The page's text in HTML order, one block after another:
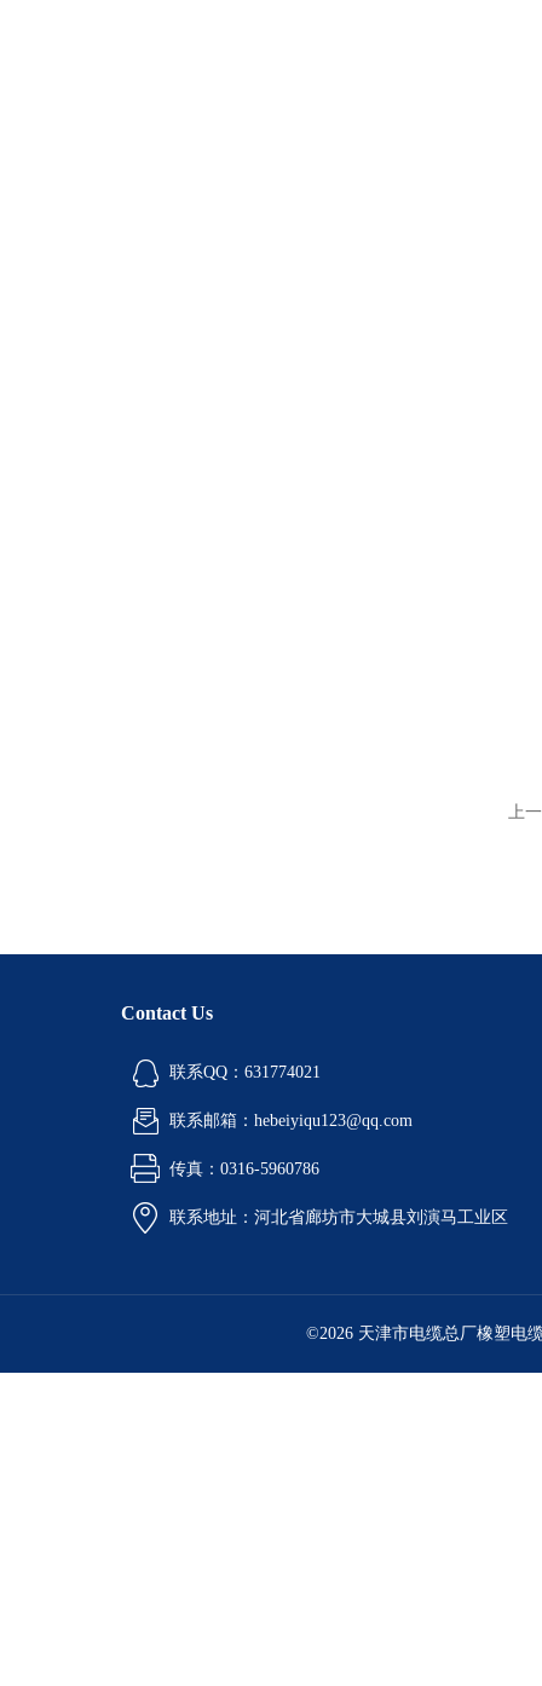
上
Contact Us
联系QQ：631774021
联系邮箱：hebeiyiqu123@qq.com
传真：0316-5960786
联系地址：河北省廊坊市大城县刘演马工业区
©2026 天津市电缆总厂橡塑电